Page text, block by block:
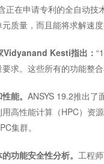
正在申请专利的全自动
质量，而且能将求解速度
Kesti指出：
求。这些所有的功能整
能。 ANSYS 19.2推出了
高性能计算（HPC）资
集群。
功能安全性分析。 工程